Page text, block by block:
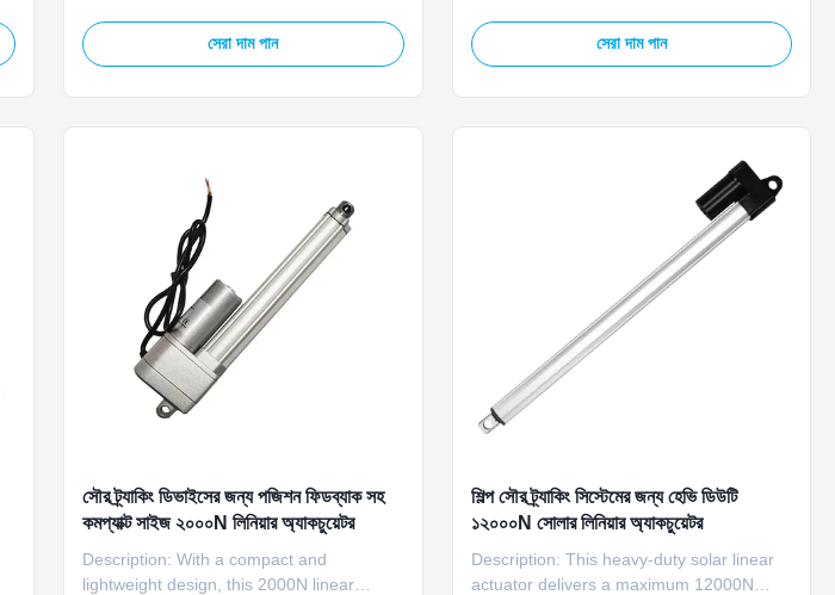
exceptional precision and reliability in
outdoor photovoltaic applications. This
সেরা দাম পান
options including DC 12V, DC 24V, making
it highly versatile for a wide range of
সেরা দাম পান
সৌর ট্র্যাকিং ডিভাইসের জন্য পজিশন ফিডব্যাক সহ
কমপ্যাক্ট সাইজ ২০০০N লিনিয়ার অ্যাকচুয়েটর
Description: With a compact and
lightweight design, this 2000N linear
শিল্প সৌর ট্র্যাকিং সিস্টেমের জন্য হেভি ডিউটি ​​
১২০০০N সোলার লিনিয়ার অ্যাকচুয়েটর
Description: This heavy-duty solar linear
actuator delivers a maximum 12000N